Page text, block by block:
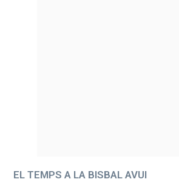
EL TEMPS A LA BISBAL AVUI